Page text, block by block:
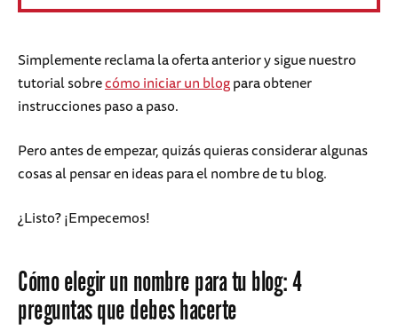
Simplemente reclama la oferta anterior y sigue nuestro
tutorial sobrecómo iniciar un blogpara obtener
instrucciones paso a paso.
Pero antes de empezar, quizás quieras considerar algunas
cosas al pensar en ideas para el nombre de tu blog.
¿Listo? ¡Empecemos!
Cómo elegir un nombre para tu blog: 4
preguntas que debes hacerte